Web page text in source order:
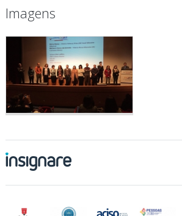
Imagens